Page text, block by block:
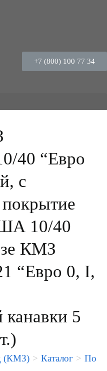
+7 (800) 100 77 34
40 “Евро
с
покрытие
10/40
КМЗ
“Евро 0, I,
5
(КМЗ) > Каталог >